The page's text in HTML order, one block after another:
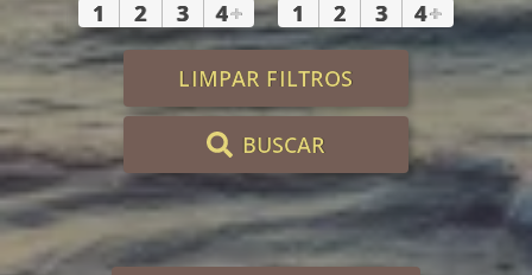
1 2 3 4+ 1 2 3 4+
LIMPAR FILTROS
BUSCAR